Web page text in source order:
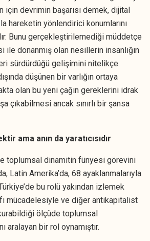
için devrimin başarısı demek, dijital
hareketin yönlendirici konumlarını
Bunu gerçekleştirilemediği müddetçe
ile donanmış olan nesillerin insanlığın
sürdürdüğü gelişimini nitelikçe
düşünen bir varlığın ortaya
olan bu yeni çağın gereklerini idrak
çıkabilmesi ancak sınırlı bir şansa
ama anın da yaratıcısıdır
toplumsal dinamitin fünyesi görevini
Latin Amerika’da, 68 ayaklanmalarıyla
bu rolü yakından izlemek
mücadelesiyle ve diğer antikapitalist
ölçüde toplumsal
aralayan bir rol oynamıştır.